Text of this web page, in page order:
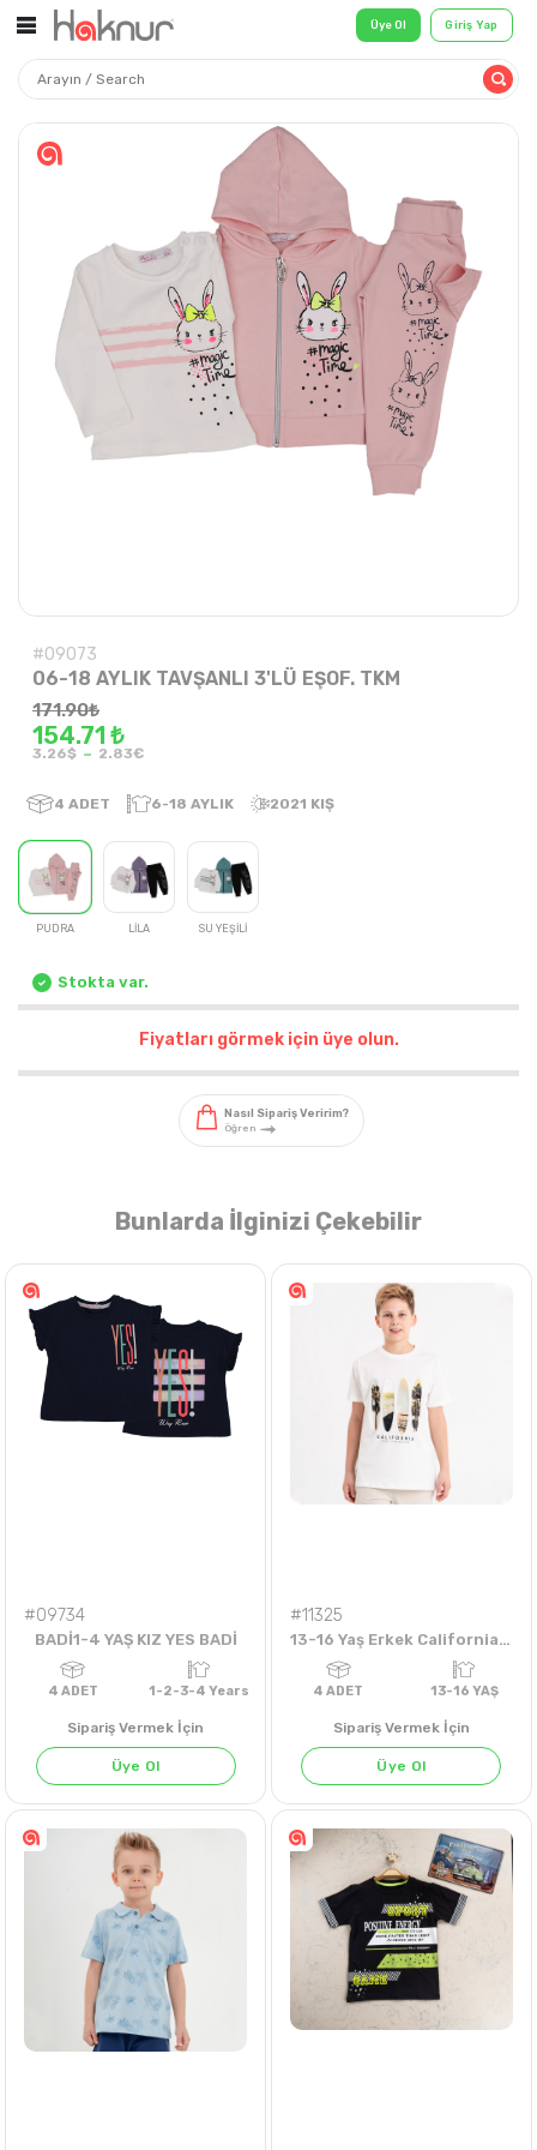
Üye Ol
#09073
06-18 AYLIK TAVŞANLI 3'LÜ EŞOF. TKM
171.90₺
154.71 ₺
3.26$ - 2.83€
4 ADET 6-18 AYLIK 2021 KIŞ
PUDRA LİLA SU YEŞİLİ
Stokta var.
Fiyatları görmek için üye olun.
Nasıl Sipariş Veririm?
Bunlarda İlginizi Çekebilir
#09734
BADİ1-4 YAŞ KIZ YES BADİ
Sipariş Vermek İçin
Üye Ol
#11325
13-16 Yaş Erkek California Tshirt
4ADET 13-16
Sipariş Vermek İçin
Üye Ol